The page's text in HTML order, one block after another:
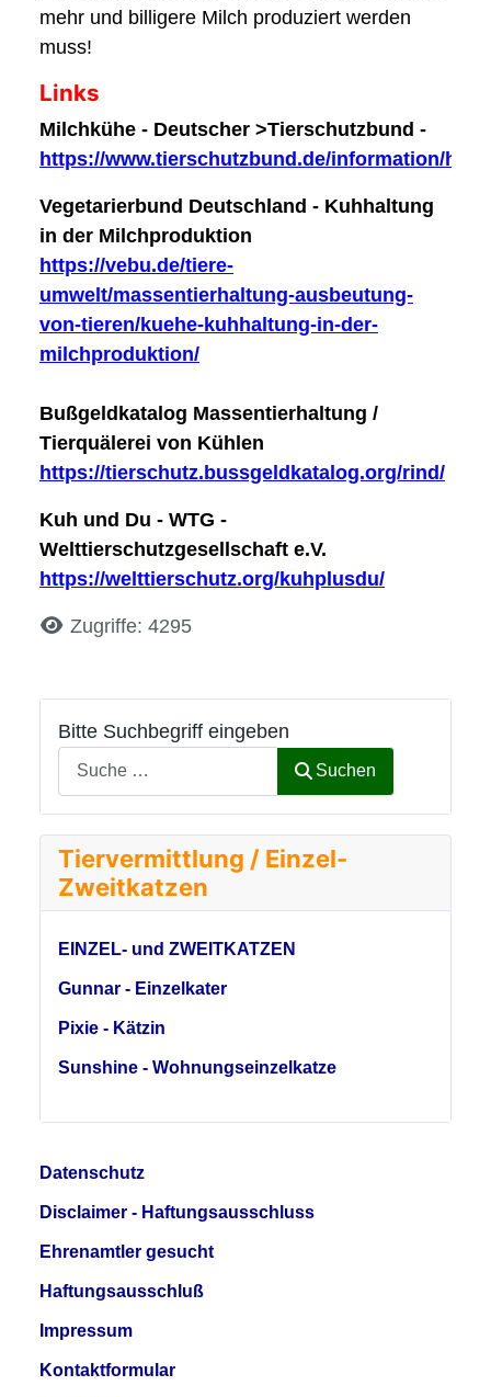
Bitte Suchbegriff eingeben
Suchen
Tiervermittlung / Einzel-
Zweitkatzen
EINZEL- und ZWEITKATZEN
Gunnar - Einzelkater
Pixie - Kätzin
Sunshine - Wohnungseinzelkatze
mehr und billigere Milch produziert werden
muss!
Links
Milchkühe - Deutscher >Tierschutzbund -
https://www.tierschutzbund.de/information/
Vegetarierbund Deutschland - Kuhhaltung
in der Milchproduktion
https://vebu.de/tiere-
umwelt/massentierhaltung-ausbeutung-
von-tieren/kuehe-kuhhaltung-in-der-
milchproduktion/
Bußgeldkatalog Massentierhaltung /
Tierquälerei von Kühlen
https://tierschutz.bussgeldkatalog.org/rind/
Kuh und Du - WTG -
Welttierschutzgesellschaft e.V.
https://welttierschutz.org/kuhplusdu/
DetailsZugriffe: 4295
Datenschutz
Disclaimer - Haftungsausschluss
Ehrenamtler gesucht
Haftungsausschluß
Impressum
Kontaktformular